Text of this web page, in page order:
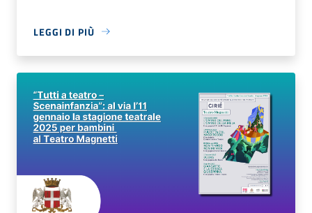
LEGGI DI PIÙ